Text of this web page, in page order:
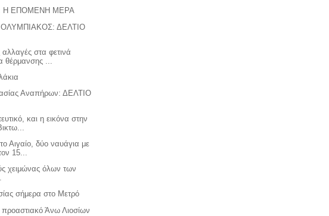
Η ΕΠΟΜΕΝΗ ΜΕΡΑ
ΔΕΛΤΙΟ
στα φετινά
θέρμανσης ...
Αναπήρων: ΔΕΛΤΙΟ
και η εικόνα στην
Αιγαίο, δύο ναυάγια με
15...
χειμώνας όλων των
σήμερα στο Μετρό
Άνω Λιοσίων